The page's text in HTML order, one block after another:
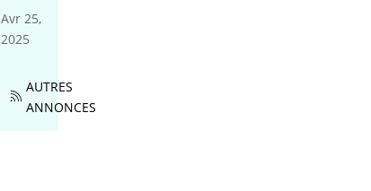
Avr 25,
2025
AUTRES
ANNONCES